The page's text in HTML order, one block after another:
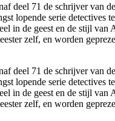
deel 71 de schrijver van
lopende serie detectives
in de geest en de stijl van
zelf, en worden
deel 71 de schrijver van
lopende serie detectives
in de geest en de stijl van
zelf, en worden